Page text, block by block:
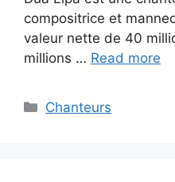
compositrice et
valeur nette de 40
millions … Read more
Categories
Chanteurs